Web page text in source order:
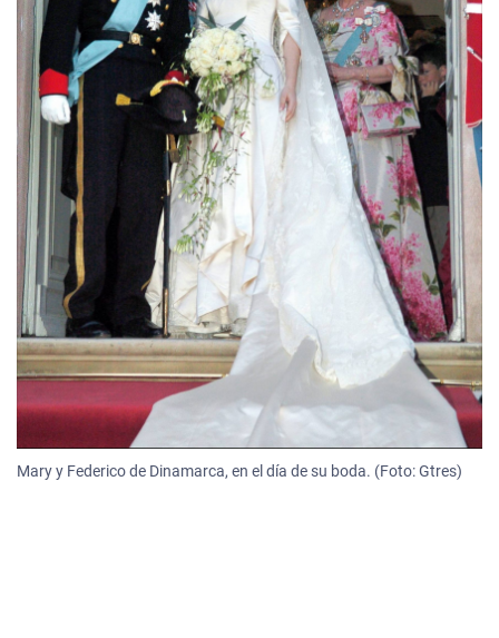
Mary y Federico de Dinamarca, en el día de su boda. (Foto: Gtres)